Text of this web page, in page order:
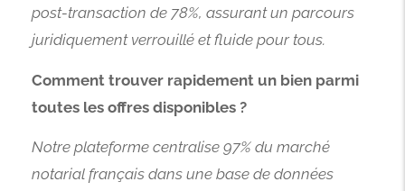
post-transaction de 78%, assurant un parcours
juridiquement verrouillé et fluide pour tous.
Comment trouver rapidement un bien parmi
toutes les offres disponibles ?
Notre plateforme centralise 97% du marché
notarial français dans une base de données